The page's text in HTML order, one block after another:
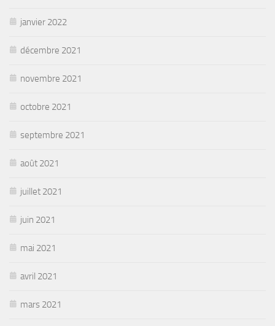
janvier 2022
décembre 2021
novembre 2021
octobre 2021
septembre 2021
août 2021
juillet 2021
juin 2021
mai 2021
avril 2021
mars 2021